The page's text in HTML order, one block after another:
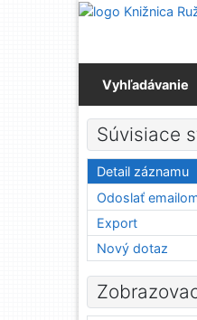
Prejsť na
Vyhľadávanie
Súvisiace
Detail záznamu
Odoslať
Export
Nový dotaz